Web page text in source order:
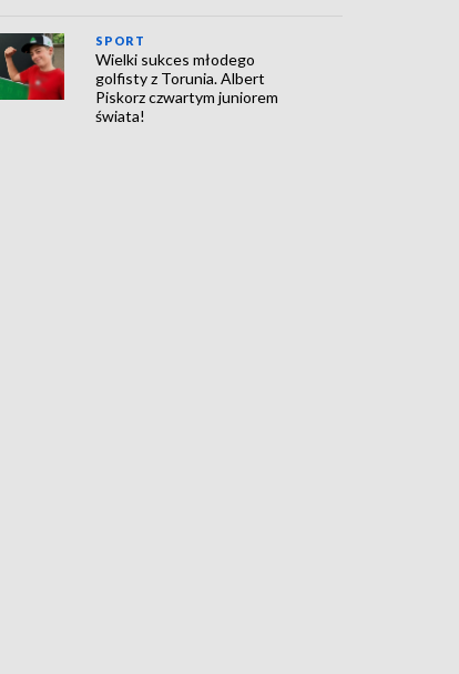
SPORT
Wielki sukces młodego
golfisty z Torunia. Albert
Piskorz czwartym juniorem
świata!